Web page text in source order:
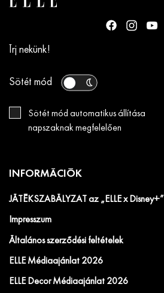
Írj nekünk!
Sötét mód
Sötét mód automatikus állítása
napszaknak megfelelően
INFORMÁCIÓK
JÁTÉKSZABÁLYZAT az „ELLE x
Impresszum
Általános szerződési feltételek
ELLE Médiaajánlat 2026
ELLE Decor Médiaajánlat 2026